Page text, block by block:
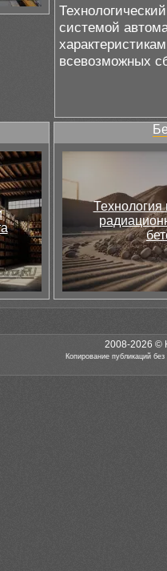
системой
всевозможных
Технология
2008-2026 ©
Копирование публикаций